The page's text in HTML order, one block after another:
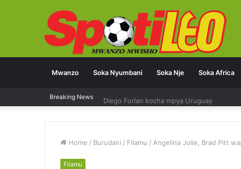
Mwanzo Soka Nyumbani Soka Nje Soka Africa
Breaking News Diego Forlan kocha mpya Uruguay
Home / Burudani / Filamu / Angelina Jolie, Brad Pitt
Filamu